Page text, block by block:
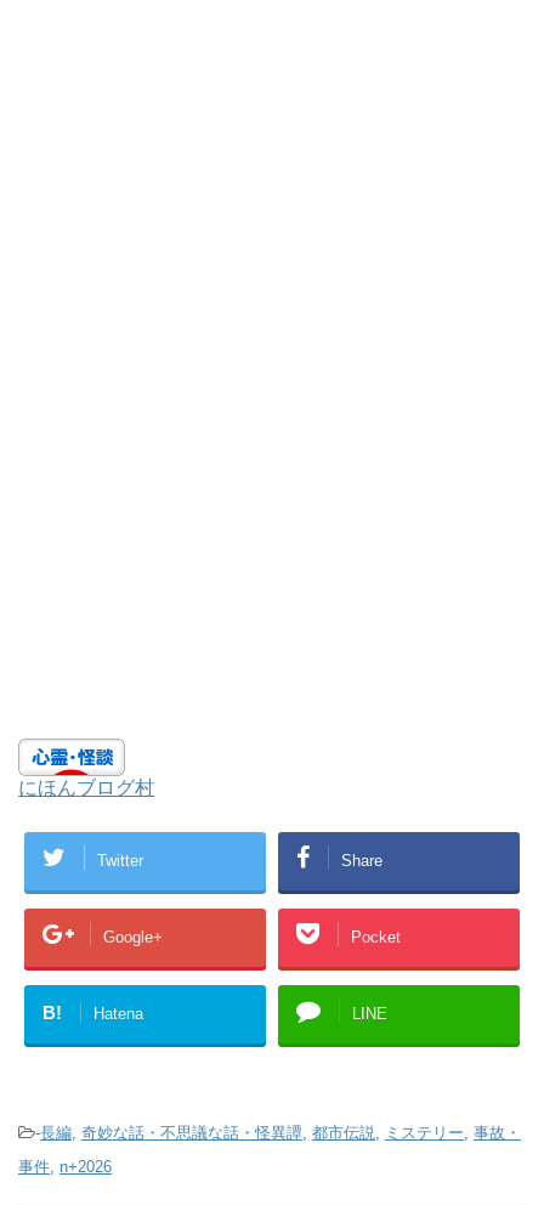
にほんブログ村
Twitter Share
Google+ Pocket
B! Hatena LINE
-長編 奇妙な話・不思議な話・怪異譚 都市伝説 ミステリー 事故・
事件 n+2026